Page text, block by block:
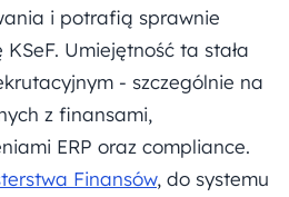
i potrafią sprawnie
Umiejętność ta stała
- szczególnie na
z finansami,
ERP oraz compliance.
Finansów, do systemu